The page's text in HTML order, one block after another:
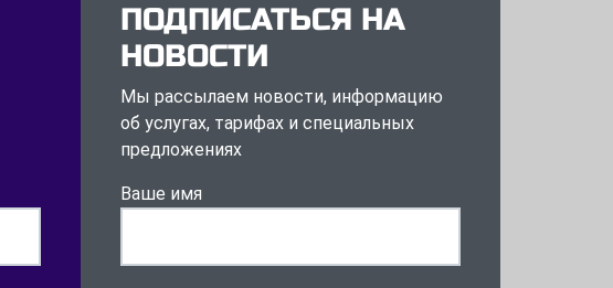
ПОДПИСАТЬСЯ НА
НОВОСТИ
Мы рассылаем новости, информацию
об услугах, тарифах и специальных
предложениях
Ваше имя